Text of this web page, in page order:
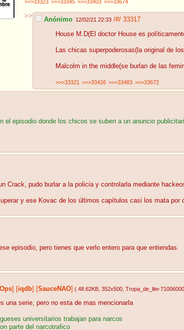
>>>33323 >>>33345 >>>33403 >>>33674
>> Anónimo 12/02/21 22:33 /#/ 33317
House M.D(El doctor House es
Las chicas superpoderosas(la original de
Malcolm in the middle(se burlan de las
>>>33321 >>>33426 >>>33483 >>>33672
el episodio donde los chicos se suben a un anuncio
Crack, pudo burlar a la policia y controlarla mediante
y ese Kovac de los últimos capítulos casi los mata
episodio, pero tienes que verlo entero para que entiendas.
] [iqdb] [SauceNAO] ( 48.62KB , 352x500 , Tropa_de_lite-
una serie, pero no esta de mas mencionarla
universitarios trabajan para narcos
parte del narcotrafico